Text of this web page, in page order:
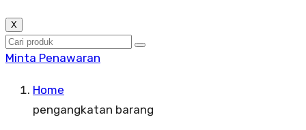
X
Minta Penawaran
Home
pengangkatan barang